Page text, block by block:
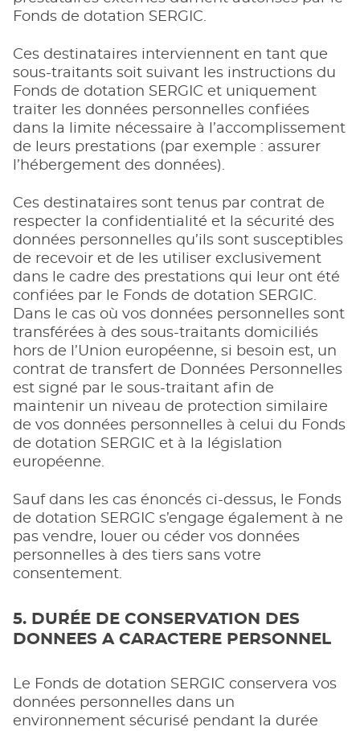
Fonds de dotation SERGIC.
Ces destinataires interviennent en tant que
sous-traitants soit suivant les instructions du
Fonds de dotation SERGIC et uniquement
traiter les données personnelles confiées
dans la limite nécessaire à l’accomplissement
de leurs prestations (par exemple : assurer
l’hébergement des données).
Ces destinataires sont tenus par contrat de
respecter la confidentialité et la sécurité des
données personnelles qu’ils sont susceptibles
de recevoir et de les utiliser exclusivement
dans le cadre des prestations qui leur ont été
confiées par le Fonds de dotation SERGIC.
Dans le cas où vos données personnelles sont
transférées à des sous-traitants domiciliés
hors de l’Union européenne, si besoin est, un
contrat de transfert de Données Personnelles
est signé par le sous-traitant afin de
maintenir un niveau de protection similaire
de vos données personnelles à celui du Fonds
de dotation SERGIC et à la législation
européenne.
Sauf dans les cas énoncés ci-dessus, le Fonds
de dotation SERGIC s’engage également à ne
pas vendre, louer ou céder vos données
personnelles à des tiers sans votre
consentement.
5. DURÉE DE CONSERVATION DES
DONNEES A CARACTERE PERSONNEL
Le Fonds de dotation SERGIC conservera vos
données personnelles dans un
environnement sécurisé pendant la durée